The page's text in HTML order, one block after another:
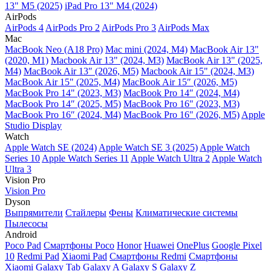
13" M5 (2025) iPad Pro 13" M4 (2024)
AirPods
AirPods 4 AirPods Pro 2 AirPods Pro 3 AirPods Max
Mac
MacBook Neo (A18 Pro) Mac mini (2024, M4) MacBook Air 13"
(2020, M1) Macbook Air 13" (2024, M3) MacBook Air 13" (2025,
M4) MacBook Air 13″ (2026, M5) Macbook Air 15" (2024, M3)
MacBook Air 15" (2025, M4) MacBook Air 15″ (2026, M5)
MacBook Pro 14" (2023, M3) MacBook Pro 14″ (2024, M4)
MacBook Pro 14″ (2025, M5) MacBook Pro 16" (2023, M3)
MacBook Pro 16″ (2024, M4) MacBook Pro 16" (2026, M5) Apple
Studio Display
Watch
Apple Watch SE (2024) Apple Watch SE 3 (2025) Apple Watch
Series 10 Apple Watch Series 11 Apple Watch Ultra 2 Apple Watch
Ultra 3
Vision Pro
Vision Pro
Dyson
Выпрямители Стайлеры Фены Климатические системы
Пылесосы
Android
Poco Pad Смартфоны Poco Honor Huawei OnePlus Google Pixel
10 Redmi Pad Xiaomi Pad Смартфоны Redmi Смартфоны
Xiaomi Galaxy Tab Galaxy A Galaxy S Galaxy Z